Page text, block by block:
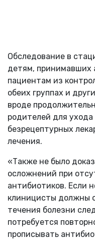
Обследование в
детям, принимавших
пациентам из
обеих группах и
вроде
родителей для
безрецептурных
лечения.
«Также не было
осложнений при
антибиотиков. Если
клиницисты должны
течения болезни
потребуется
прописывать